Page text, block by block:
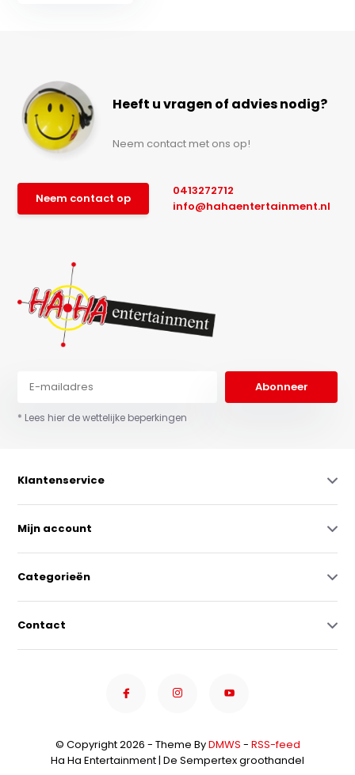
Heeft u vragen of advies nodig?
Neem contact met ons op!
Neem contact op
0413272712
info@hahaentertainment.nl
Abonneer
* Lees hier de wettelijke beperkingen
Klantenservice
Mijn account
Categorieën
Contact
© Copyright 2026 - Theme ByDMWS - RSS-feed
Ha Ha Entertainment | De Sempertex groothandel